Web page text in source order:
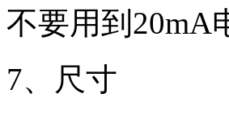
不要用到20mA
7、尺寸